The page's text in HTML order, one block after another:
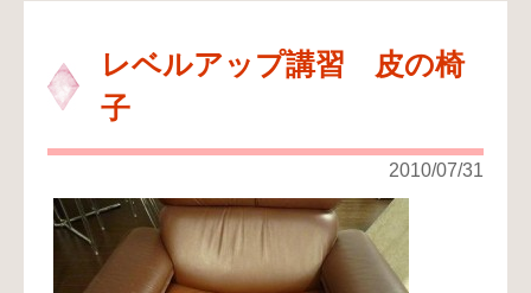
お
見
お
レベルアップ講習 皮の椅
子
2010/07/31